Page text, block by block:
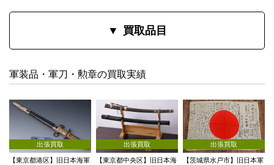
買取品目
軍装品・軍刀・勲章の買取実績
出張買取
【東京都港区】旧日本海軍
出張買取
【東京都中央区】旧日本海
出張買取
【茨城県水戸市】旧日本軍